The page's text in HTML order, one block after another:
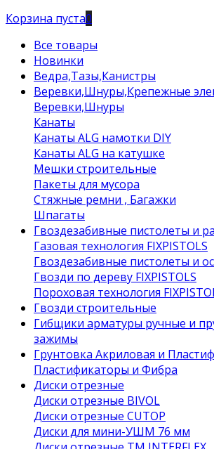
Корзина пуста0
Все товары
Новинки
Ведра,Тазы,Канистры
Веревки,Шнуры,Крепежные
Веревки,Шнуры
Канаты
Канаты ALG намотки DIY
Канаты ALG на катушке
Мешки строительные
Пакеты для мусора
Стяжные ремни , Багажки
Шпагаты
Гвоздезабивные пистолеты и
Газовая технология FIXPISTOLS
Гвоздезабивные пистолеты и
Гвозди по дереву FIXPISTOLS
Пороховая технология
Гвозди строительные
Гибщики арматуры ручные и
зажимы
Грунтовка Акриловая и
Пластификаторы и Фибра
Диски отрезные
Диски отрезные BIVOL
Диски отрезные CUTOP
Диски для мини-УШМ 76 мм